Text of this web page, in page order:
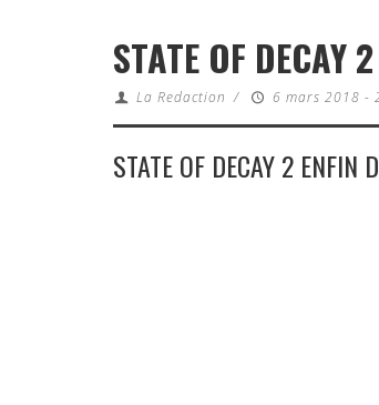
STATE OF DECAY
La Redaction / 6 mars 2018 -
STATE OF DECAY 2 ENFIN